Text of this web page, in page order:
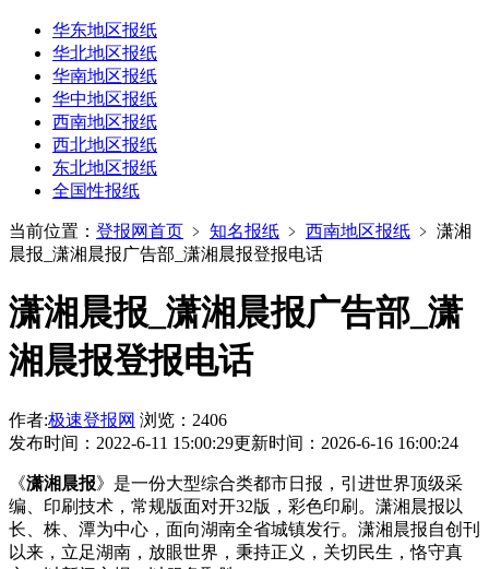
华东地区报纸
华北地区报纸
华南地区报纸
华中地区报纸
西南地区报纸
西北地区报纸
东北地区报纸
全国性报纸
当前位置： 登报网首页 ﹥ 知名报纸 ﹥ 西南地区报纸 ﹥ 潇湘
晨报_潇湘晨报广告部_潇湘晨报登报电话
潇湘晨报_潇湘晨报广告部_潇
湘晨报登报电话
作者:极速登报网 浏览：2406
发布时间：2022-6-11 15:00:29更新时间：2026-6-16 16:00:24
《潇湘晨报》是一份大型综合类都市日报，引进世界顶级采
编、印刷技术，常规版面对开32版，彩色印刷。潇湘晨报以
长、株、潭为中心，面向湖南全省城镇发行。潇湘晨报自创刊
以来，立足湖南，放眼世界，秉持正义，关切民生，恪守真